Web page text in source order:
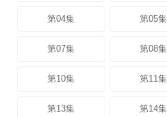
第04集 第05集
第07集 第08集
第10集 第11集
第13集 第14集